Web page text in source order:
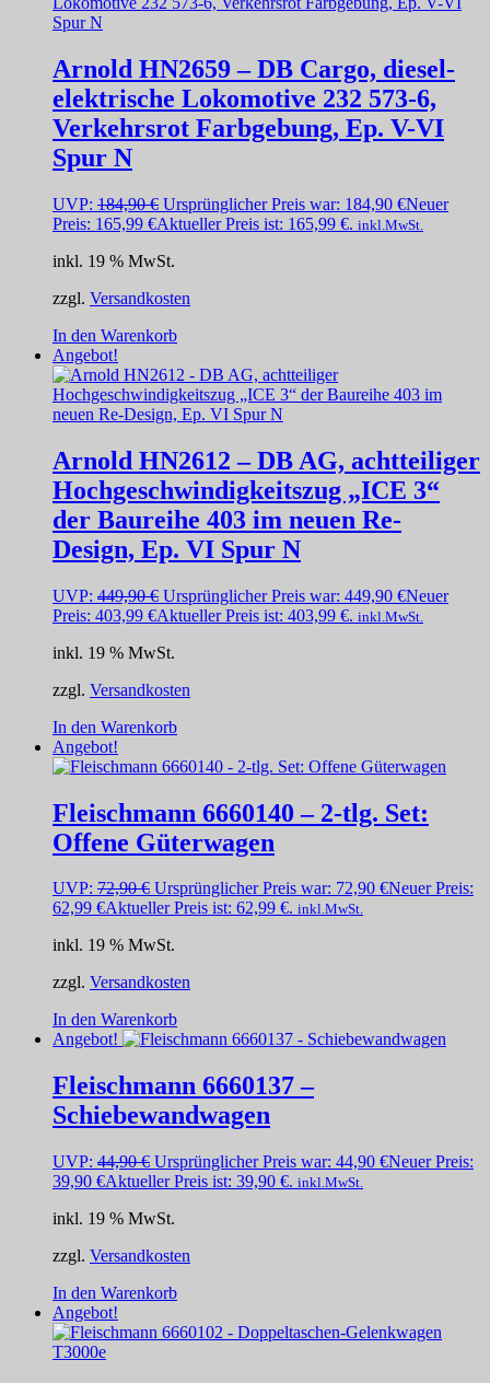
Arnold HN2659 – DB Cargo, diesel-
elektrische Lokomotive 232 573-6,
Verkehrsrot Farbgebung, Ep. V-VI
Spur N
UVP: 184,90€ Ursprünglicher Preis war: 184,90 €Neuer
Preis: 165,99 €Aktueller Preis ist: 165,99 €. inkl.MwSt.
inkl. 19 % MwSt.
zzgl. Versandkosten
In den Warenkorb
Angebot!
Arnold HN2612 – DB AG, achtteiliger
Hochgeschwindigkeitszug „ICE 3“
der Baureihe 403 im neuen Re-
Design, Ep. VI Spur N
UVP: 449,90€ Ursprünglicher Preis war: 449,90 €Neuer
Preis: 403,99 €Aktueller Preis ist: 403,99 €. inkl.MwSt.
inkl. 19 % MwSt.
zzgl. Versandkosten
In den Warenkorb
Angebot!
Fleischmann 6660140 – 2-tlg. Set:
Offene Güterwagen
UVP: 72,90€ Ursprünglicher Preis war: 72,90 €Neuer Preis:
62,99 €Aktueller Preis ist: 62,99 €. inkl.MwSt.
inkl. 19 % MwSt.
zzgl. Versandkosten
In den Warenkorb
Angebot!
Fleischmann 6660137 –
Schiebewandwagen
UVP: 44,90€ Ursprünglicher Preis war: 44,90 €Neuer Preis:
39,90 €Aktueller Preis ist: 39,90 €. inkl.MwSt.
inkl. 19 % MwSt.
zzgl. Versandkosten
In den Warenkorb
Angebot!